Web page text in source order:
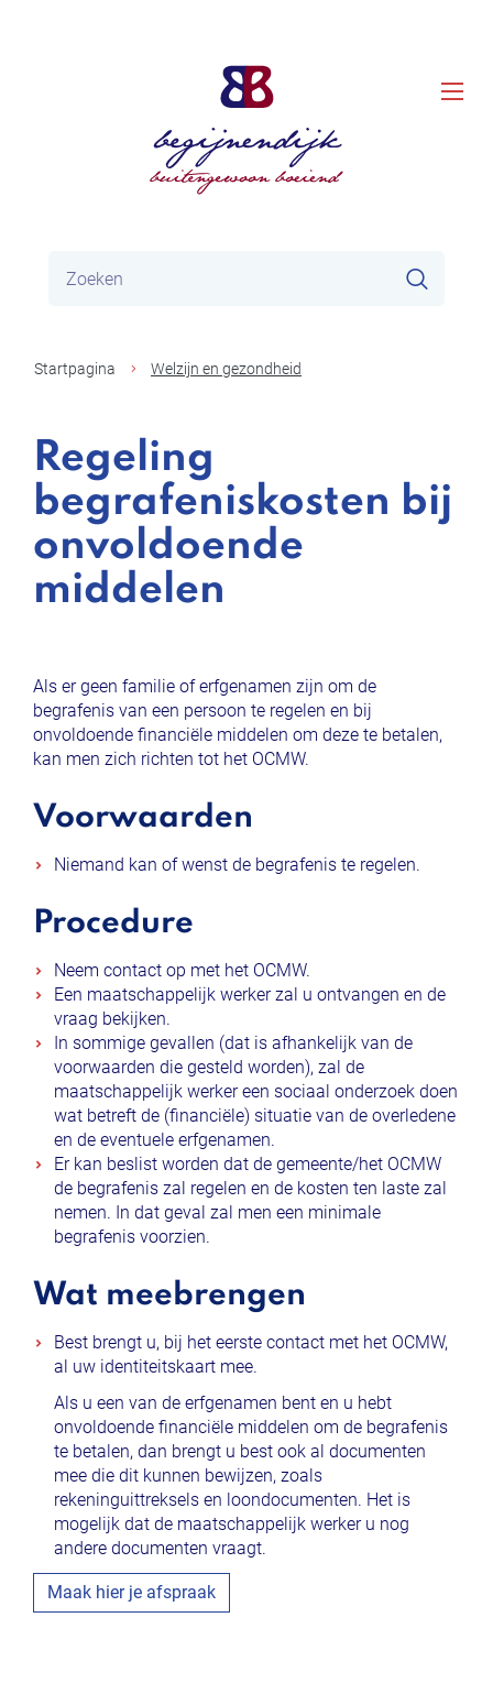
inhoud
Begijnendijk
zoek
Startpagina Welzijn en gezondheid
Regeling
begrafeniskosten bij
onvoldoende
middelen
Als er geen familie of erfgenamen zijn om de
begrafenis van een persoon te regelen en bij
onvoldoende financiële middelen om deze te betalen,
kan men zich richten tot het OCMW.
Voorwaarden
Niemand kan of wenst de begrafenis te regelen.
Procedure
Neem contact op met het OCMW.
Een maatschappelijk werker zal u ontvangen en de
vraag bekijken.
In sommige gevallen (dat is afhankelijk van de
voorwaarden die gesteld worden), zal de
maatschappelijk werker een sociaal onderzoek doen
wat betreft de (financiële) situatie van de overledene
en de eventuele erfgenamen.
Er kan beslist worden dat de gemeente/het OCMW
de begrafenis zal regelen en de kosten ten laste zal
nemen. In dat geval zal men een minimale
begrafenis voorzien.
Wat meebrengen
Best brengt u, bij het eerste contact met het OCMW,
al uw identiteitskaart mee.
Als u een van de erfgenamen bent en u hebt
onvoldoende financiële middelen om de begrafenis
te betalen, dan brengt u best ook al documenten
mee die dit kunnen bewijzen, zoals
rekeninguittreksels en loondocumenten. Het is
mogelijk dat de maatschappelijk werker u nog
andere documenten vraagt.
Maak hier je afspraak